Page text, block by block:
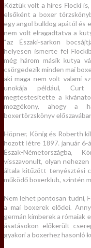
Köztük volt a híres Flocki
elsőként a boxer
egy angol bulldog apától és
nem volt elragadtatva a
“az Északi-sarkon
helyesen ismerte fel
még három másik kutya
csörgedezik minden mai
aki maga nem volt valami
unokája például, Curt
megtestesítette a
mozgékony, ahogy a
boxertörzskönyv
Höpner, König és Roberth
hozott létre 1897. január 6-
Észak-Németországba,
visszavonult, olyan
általa kitűzött tenyésztési
működő boxerklub, szintén
Nem lehet pontosan tudni,
a mai boxerek elődei.
germán kimberek a rómaiak
ásatásokon előkerült
gyakori a boxerhez hasonló